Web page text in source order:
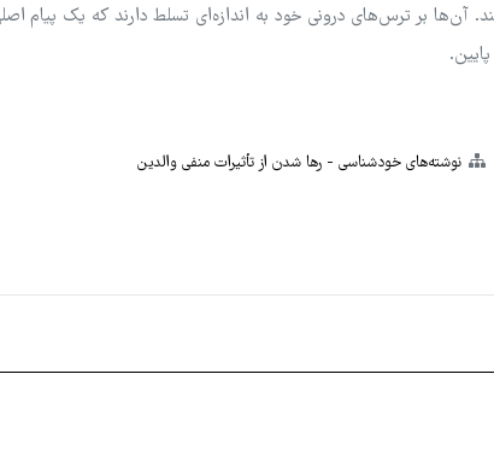
آن‌ها بر ترس‌های درونی خود به اندازه‌ای تسلط دارند که یک پیام
نوشته‌های خودشناسی رها شدن از تأثیرات منفی والدین